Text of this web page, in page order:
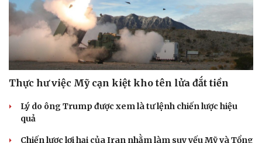
Thực hư việc Mỹ cạn kiệt kho tên lửa đắt tiền
Lý do ông Trump được xem là tư lệnh chiến lược hiệu
quả
Chiến lược lợi hại của Iran nhằm làm suy yếu Mỹ và Tổng